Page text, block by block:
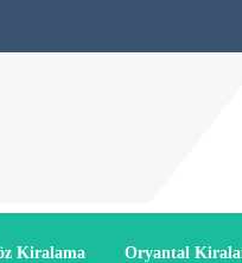
Kiralama Oryantal